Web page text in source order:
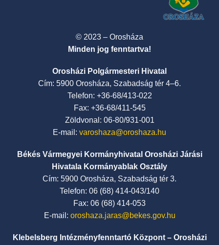
© 2023 – Orosháza
Minden jog fenntartva!
Orosházi Polgármesteri Hivatal
Cím: 5900 Orosháza, Szabadság tér 4–6.
Telefon: +36-68/413-022
Fax: +36-68/411-545
Zöldvonal: 06-80/931-001
E-mail: varoshaza@oroshaza.hu
Békés Vármegyei Kormányhivatal Orosházi Járási
Hivatala Kormányablak Osztály
Cím: 5900 Orosháza, Szabadság tér 3.
Telefon: 06 (68) 414-043/140
Fax: 06 (68) 414-053
E-mail: oroshaza.jaras@bekes.gov.hu
Klebelsberg Intézményfenntartó Központ – Orosházi